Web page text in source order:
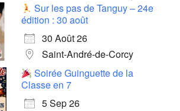
Sur les pas de Tanguy – 24e
édition : 30 août
30 Août 26
Saint-André-de-Corcy
Soirée Guinguette de la
Classe en 7
5 Sep 26